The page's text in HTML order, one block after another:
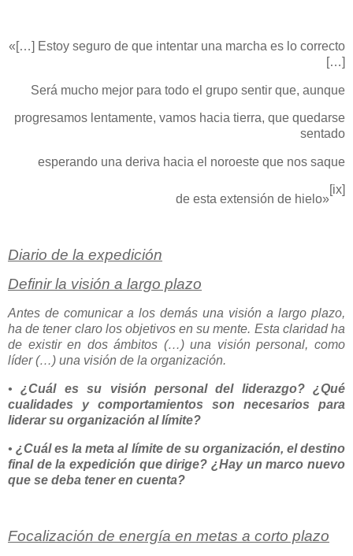
«[…] Estoy seguro de que intentar una marcha es lo correcto
[…]
Será mucho mejor para todo el grupo sentir que, aunque
progresamos lentamente, vamos hacia tierra, que quedarse
sentado
esperando una deriva hacia el noroeste que nos saque
de esta extensión de hielo»
[ix]
Diario de la expedición
Definir la visión a largo plazo
Antes de comunicar a los demás una visión a largo plazo,
ha de tener claro los objetivos en su mente. Esta claridad ha
de existir en dos ámbitos (…) una visión personal, como
líder (…) una visión de la organización.
•¿Cuál es su visión personal del liderazgo? ¿Qué
cualidades y comportamientos son necesarios para
liderar su organización al límite?
•¿Cuál es la meta al límite de su organización, el destino
final de la expedición que dirige? ¿Hay un marco nuevo
que se deba tener en cuenta?
Focalización de energía en metas a corto plazo